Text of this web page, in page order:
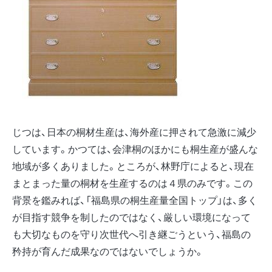
じつは、日本の桐材生産は、海外産に押されて急激に減少
しています。かつては、会津桐のほかにも桐生産が盛んな
地域が多くありました。ところが、林野庁によると、現在
まとまった量の桐材を生産するのは４県のみです。この
背景を鑑みれば、「福島県の桐生産量全国トップ」は、多く
が目指す競争を制したのではなく、厳しい環境になって
も大切なものを守り次世代へ引き継ごうという、福島の
矜持が育んだ成果なのではないでしょうか。